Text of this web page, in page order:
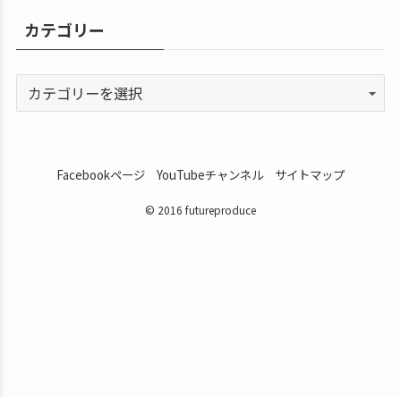
カテゴリー
Facebookページ YouTubeチャンネル サイトマップ
© 2016 futureproduce